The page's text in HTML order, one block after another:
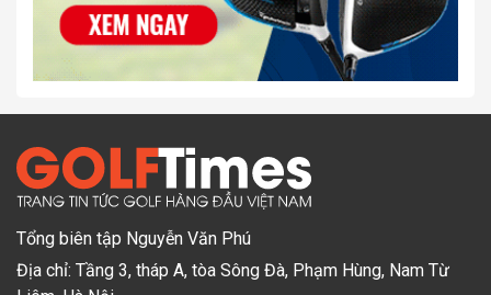
Tổng biên tập Nguyễn Văn Phú
Địa chỉ: Tầng 3, tháp A, tòa Sông Đà, Phạm Hùng, Nam Từ